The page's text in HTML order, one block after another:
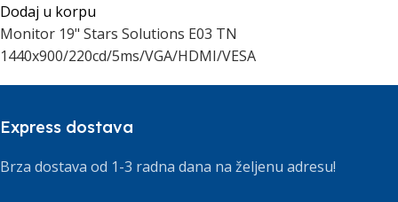
Dodaj u korpu
Monitor 19" Stars Solutions E03 TN
1440x900/220cd/5ms/VGA/HDMI/VESA
Express dostava
Brza dostava od 1-3 radna dana na željenu adresu!